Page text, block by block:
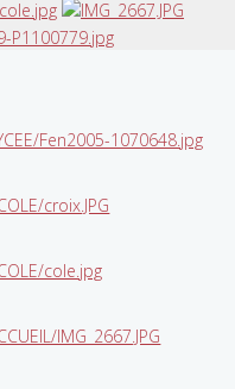
Fen2005-1070648.jpg
croix.JPG
cole.jpg
IMG_2667.JPG